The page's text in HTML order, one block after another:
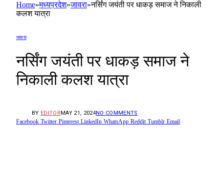
Home»मध्यप्रदेश»जावरा»नर्सिंग जयंती पर धाकड़ समाज ने निकाली
कलश यात्रा
जावरा
नर्सिंग जयंती पर धाकड़ समाज ने
निकाली कलश यात्रा
BY EDITORMAY 21, 2024NO COMMENTS
Facebook Twitter Pinterest LinkedIn WhatsApp Reddit Tumblr Email